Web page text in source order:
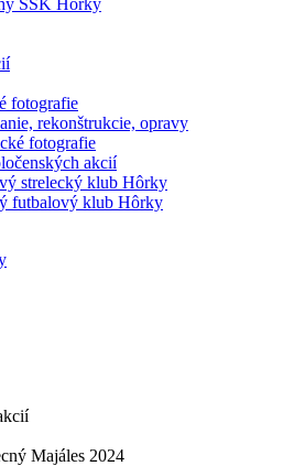
ŠSK Hôrky
fotografie
rekonštrukcie, opravy
fotografie
akcií
strelecký klub Hôrky
futbalový klub Hôrky
Majáles 2024